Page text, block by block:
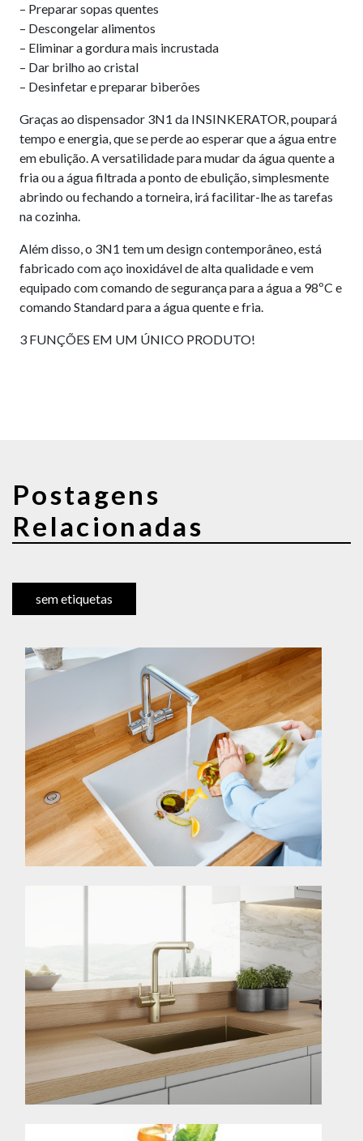
– Preparar sopas quentes
– Descongelar alimentos
– Eliminar a gordura mais incrustada
– Dar brilho ao cristal
– Desinfetar e preparar biberões
Graças ao dispensador 3N1 da INSINKERATOR, poupará
tempo e energia, que se perde ao esperar que a água entre
em ebulição. A versatilidade para mudar da água quente a
fria ou a água filtrada a ponto de ebulição, simplesmente
abrindo ou fechando a torneira, irá facilitar-lhe as tarefas
na cozinha.
Além disso, o 3N1 tem um design contemporâneo, está
fabricado com aço inoxidável de alta qualidade e vem
equipado com comando de segurança para a água a 98ºC e
comando Standard para a água quente e fria.
3 FUNÇÕES EM UM ÚNICO PRODUTO!
Postagens
Relacionadas
sem etiquetas